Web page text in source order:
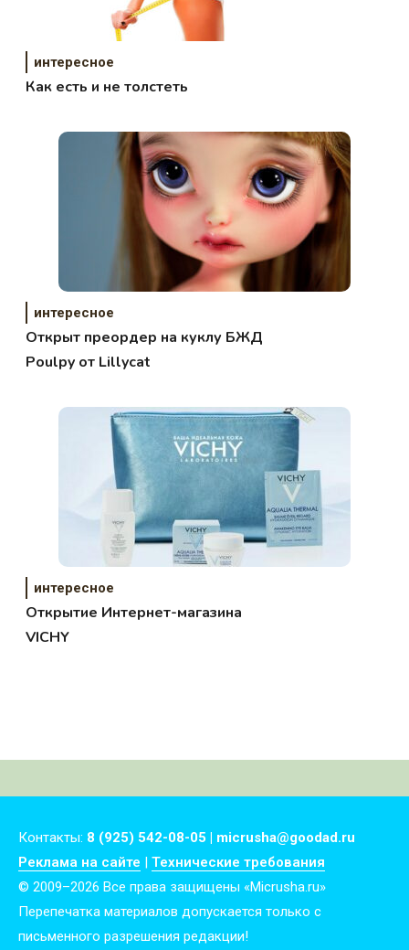
интересное
Как есть и не толстеть
интересное
Открыт преордер на куклу БЖД
Poulpy от Lillycat
интересное
Открытие Интернет-магазина
VICHY
Контакты: 8 (925) 542-08-05 | micrusha@goodad.ru
Реклама на сайте | Технические требования
© 2009–2026 Все права защищены «Micrusha.ru»
Перепечатка материалов допускается только с
письменного разрешения редакции!